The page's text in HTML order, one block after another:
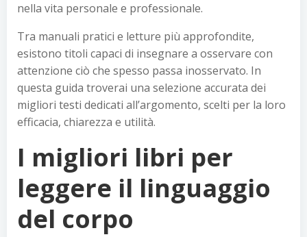
nella vita personale e professionale.
Tra manuali pratici e letture più approfondite,
esistono titoli capaci di insegnare a osservare con
attenzione ciò che spesso passa inosservato. In
questa guida troverai una selezione accurata dei
migliori testi dedicati all’argomento, scelti per la loro
efficacia, chiarezza e utilità.
I migliori libri per
leggere il linguaggio
del corpo